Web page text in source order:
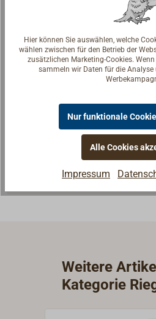
Reden Sie mit Handwerkern,
Seglerinnen. Wir verstehen
passende Antwort.
Weitere
Kategorie
Hier können Sie auswählen, welche
wählen zwischen für den Betrieb der
zusätzlichen Marketing-Cookies.
sammeln wir Daten für die
Nur funktionale
Alle Cookies
Impressum